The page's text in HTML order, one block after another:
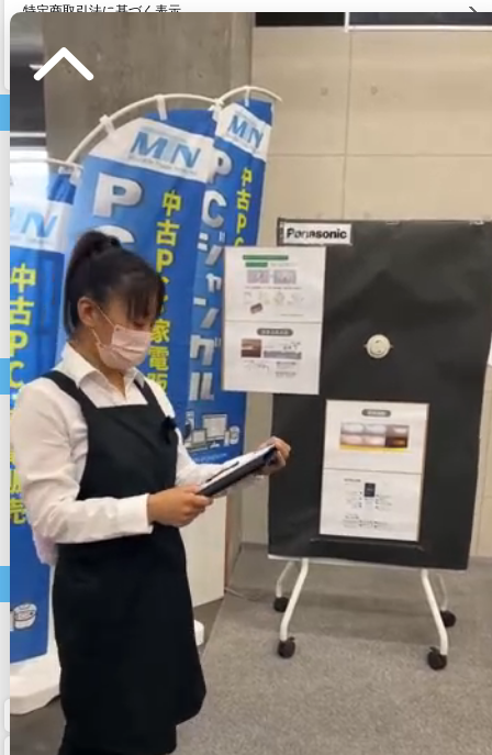
特定商取引法に基づく表示
送料とお支払い方法について
個人情報の取扱いについて
テレビ
テレビ・周辺機器
電子レンジ
炊飯器
照明器具
洗濯機
空気清浄機
美容家電
掃除機
ホットプレート
コーヒーメーカー
中古パソコン・モバイル商品
店長おすすめ
中古ノートパソコン
中古デスクトップパソコン
中古スマートフォン
アクセサリー類
中古タブレット
中古モニター・周辺機器
価格帯で選ぶ
～9,999円
10,000円～19,999円
20,000円～29,999円
30,000円～
ホーム マイページ